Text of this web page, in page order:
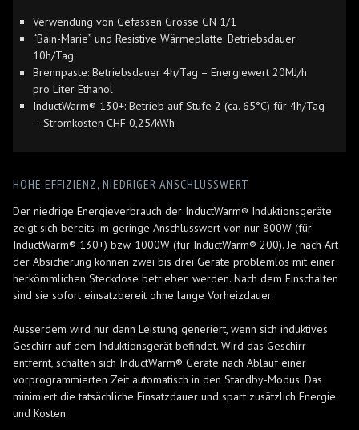
Verwendung von Gefässen Grösse GN 1/1
“Bain-Marie” und Resistive Wärmeplatte: Betriebsdauer
10h/Tag
Brennpaste: Betriebsdauer 4h/Tag – Energiewert 20MJ/h
pro Liter Ethanol
InductWarm® 130+: Betrieb auf Stufe 2 (ca. 65°C) für 4h/Tag
– Stromkosten CHF 0,25/kWh
HOHE EFFIZIENZ, NIEDRIGER ANSCHLUSSWERT
Der niedrige Energieverbrauch der InductWarm® Induktionsgeräte
zeigt sich bereits im geringe Anschlusswert von nur 800W (für
InductWarm® 130+) bzw. 1000W (für InductWarm® 200). Je nach Art
der Absicherung können zwei bis drei Geräte problemlos mit einer
herkömmlichen Steckdose betrieben werden. Nach dem Einschalten
sind sie sofort einsatzbereit ohne lange Vorheizdauer.
Ausserdem wird nur dann Leistung generiert, wenn sich induktives
Geschirr auf dem Induktionsgerät befindet. Wird das Geschirr
entfernt, schalten sich InductWarm® Geräte nach Ablauf einer
vorprogrammierten Zeit automatisch in den Standby-Modus. Das
minimiert die tatsächliche Einsatzdauer und spart zusätzlich Energie
und Kosten.